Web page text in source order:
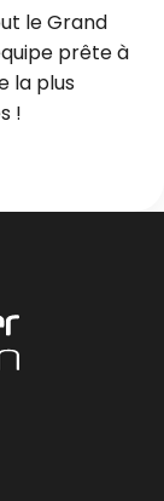
le Grand
prête à
la plus
!